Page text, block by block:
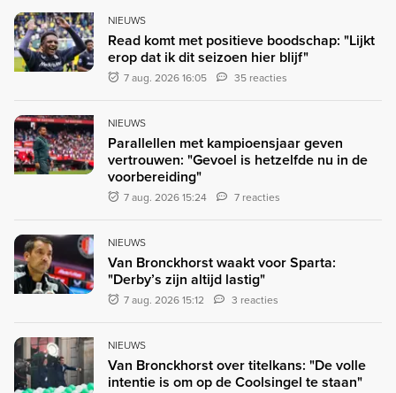
NIEUWS
Read komt met positieve boodschap: "Lijkt
erop dat ik dit seizoen hier blijf"
7 aug. 2026 16:05 35 reacties
NIEUWS
Parallellen met kampioensjaar geven
vertrouwen: "Gevoel is hetzelfde nu in de
voorbereiding"
7 aug. 2026 15:24 7 reacties
NIEUWS
Van Bronckhorst waakt voor Sparta:
"Derby’s zijn altijd lastig"
7 aug. 2026 15:12 3 reacties
NIEUWS
Van Bronckhorst over titelkans: "De volle
intentie is om op de Coolsingel te staan"